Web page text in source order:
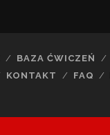
BAZA ĆWICZEŃ
KONTAKT FAQ